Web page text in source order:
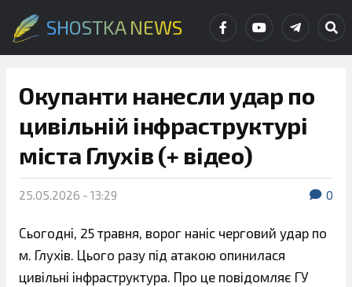
SHOSTKA NEWS
Окупанти нанесли удар по
цивільній інфраструктурі
міста Глухів (+ відео)
25.05.2026 - 13:29 0
Сьогодні, 25 травня, ворог наніс черговий удар по
м. Глухів. Цього разу під атакою опинилася
цивільні інфраструктура. Про це повідомляє ГУ